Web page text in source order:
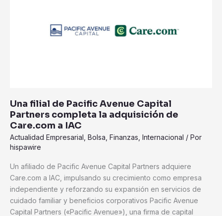
Una filial de Pacific Avenue Capital
Partners completa la adquisición de
Care.com a IAC
Actualidad Empresarial Bolsa Finanzas Internacional / Por
hispawire
Un afiliado de Pacific Avenue Capital Partners adquiere
Care.com a IAC, impulsando su crecimiento como empresa
independiente y reforzando su expansión en servicios de
cuidado familiar y beneficios corporativos Pacific Avenue
Capital Partners («Pacific Avenue»), una firma de capital
Care.com
a
IAC